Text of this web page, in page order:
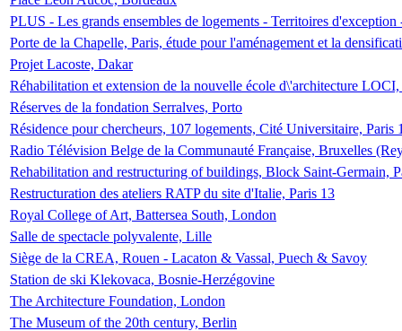
PLUS - Les grands ensembles de logements - Territoires
Porte de la Chapelle, Paris, étude pour l'aménagement et la
Projet Lacoste, Dakar
Réhabilitation et extension de la nouvelle école d\'architecture
Réserves de la fondation Serralves, Porto
Résidence pour chercheurs, 107 logements, Cité Universitaire, Paris
Radio Télévision Belge de la Communauté Française, Bruxelles
Rehabilitation and restructuring of buildings, Block Saint-Germain,
Restructuration des ateliers RATP du site d'Italie, Paris 13
Royal College of Art, Battersea South, London
Salle de spectacle polyvalente, Lille
Siège de la CREA, Rouen - Lacaton & Vassal, Puech & Savoy
Station de ski Klekovaca, Bosnie-Herzégovine
The Architecture Foundation, London
The Museum of the 20th century, Berlin